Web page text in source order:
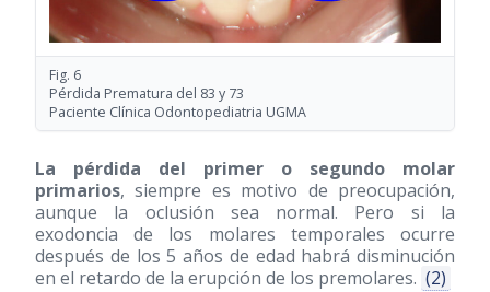
Fig. 6
Pérdida Prematura del 83 y 73
Paciente Clínica Odontopediatria UGMA
La pérdida del primer o segundo molar
primarios, siempre es motivo de preocupación,
aunque la oclusión sea normal. Pero si la
exodoncia de los molares temporales ocurre
después de los 5 años de edad habrá disminución
en el retardo de la erupción de los premolares. (2)